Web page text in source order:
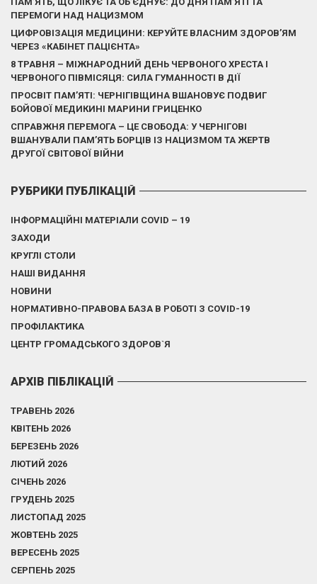
ПЕРЕМОГИ НАД НАЦИЗМОМ
ЦИФРОВІЗАЦІЯ МЕДИЦИНИ: КЕРУЙТЕ ВЛАСНИМ ЗДОРОВ’ЯМ
ЧЕРЕЗ «КАБІНЕТ ПАЦІЄНТА»
8 ТРАВНЯ – МІЖНАРОДНИЙ ДЕНЬ ЧЕРВОНОГО ХРЕСТА І
ЧЕРВОНОГО ПІВМІСЯЦЯ: СИЛА ГУМАННОСТІ В ДІЇ
ПРОСВІТ ПАМ’ЯТІ: ЧЕРНІГІВЩИНА ВШАНОВУЄ ПОДВИГ
БОЙОВОЇ МЕДИКИНІ МАРИНИ ГРИЦЕНКО
СПРАВЖНЯ ПЕРЕМОГА – ЦЕ СВОБОДА: У ЧЕРНІГОВІ
ВШАНУВАЛИ ПАМ’ЯТЬ БОРЦІВ ІЗ НАЦИЗМОМ ТА ЖЕРТВ
ДРУГОЇ СВІТОВОЇ ВІЙНИ
РУБРИКИ ПУБЛІКАЦІЙ
ІНФОРМАЦІЙНІ МАТЕРІАЛИ COVID – 19
ЗАХОДИ
КРУГЛІ СТОЛИ
НАШІ ВИДАННЯ
НОВИНИ
НОРМАТИВНО-ПРАВОВА БАЗА В РОБОТІ З COVID-19
ПРОФІЛАКТИКА
ЦЕНТР ГРОМАДСЬКОГО ЗДОРОВ`Я
АРХІВ ПІБЛІКАЦІЙ
ТРАВЕНЬ 2026
КВІТЕНЬ 2026
БЕРЕЗЕНЬ 2026
ЛЮТИЙ 2026
СІЧЕНЬ 2026
ГРУДЕНЬ 2025
ЛИСТОПАД 2025
ЖОВТЕНЬ 2025
ВЕРЕСЕНЬ 2025
СЕРПЕНЬ 2025